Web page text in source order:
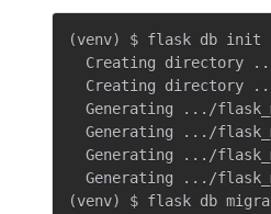
(venv) $ flask db init
Creating directory
Creating directory
Generating .../
Generating .../
Generating .../
Generating .../
(venv) $ flask db